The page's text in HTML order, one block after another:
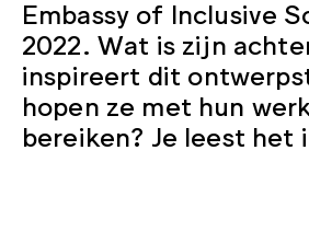
Embassy of Inclusive
2022. Wat is zijn
inspireert dit
hopen ze met hun
bereiken? Je leest het